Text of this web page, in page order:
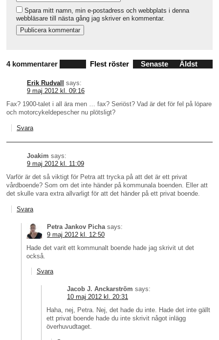
Spara mitt namn, min e-postadress och webbplats i denna
webbläsare till nästa gång jag skriver en kommentar.
4 kommentarer Flest röster Senaste Äldst
Erik Rudvall
says:
9 maj 2012 kl. 09:16
Fax? 1900-talet i all ära men … fax? Seriöst? Vad är det för fel på löpare
och motorcykeldepescher nu plötsligt?
Svara
Joakim says:
9 maj 2012 kl. 11:09
Varför är det så viktigt för Petra att trycka på att det är ett privat
vårdboende? Som om det inte händer på kommunala boenden. Eller att
det skulle vara extra allvarligt för att det händer på ett privat boende.
Svara
Petra Jankov Picha says:
9 maj 2012 kl. 12:50
Hade det varit ett kommunalt boende hade jag skrivit ut det
också.
Svara
Jacob J. Anckarström says:
10 maj 2012 kl. 20:31
Haha, nej, Petra. Nej, det hade du inte. Hade det inte gällt
ett privat boende hade du inte skrivit något inlägg
överhuvudtaget.